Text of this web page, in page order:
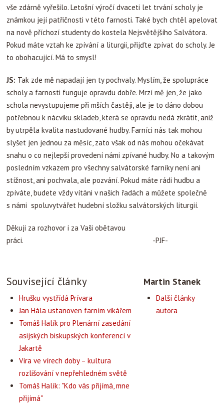
vše zdárně vyřešilo. Letošní výročí dvaceti let trvání scholy je
známkou její patřičnosti v této farnosti. Také bych chtěl apelovat
na nově příchozí studenty do kostela Nejsvětějšího Salvátora.
Pokud máte vztah ke zpívání a liturgii, přijďte zpívat do scholy. Je
to obohacující. Má to smysl!
JS: Tak zde mě napadají jen ty pochvaly. Myslím, že spolupráce
scholy a farnosti funguje opravdu dobře. Mrzí mě jen, že jako
schola nevystupujeme při mších častěji, ale je to dáno dobou
potřebnou k nácviku skladeb, která se opravdu nedá zkrátit, aniž
by utrpěla kvalita nastudované hudby. Farníci nás tak mohou
slyšet jen jednou za měsíc, zato však od nás mohou očekávat
snahu o co nejlepší provedení námi zpívané hudby. No a takovým
posledním vzkazem pro všechny salvátorské farníky není ani
stížnost, ani pochvala, ale pozvání. Pokud máte rádi hudbu a
zpíváte, budete vždy vítáni v našich řadách a můžete společně
s námi spoluvytvářet hudební složku salvátorských liturgií.
Děkuji za rozhovor i za Vaši obětavou
práci. -PJF-
Související články
Hrušku vystřídá Prívara
Jan Hála ustanoven farním vikářem
Tomáš Halík pro Plenární zasedání
asijských biskupských konferencí v
Jakartě
Víra ve vírech doby – kultura
rozlišování v nepřehledném světě
Tomáš Halík: "Kdo vás přijímá, mne
přijímá"
Martin Stanek
Další články
autora